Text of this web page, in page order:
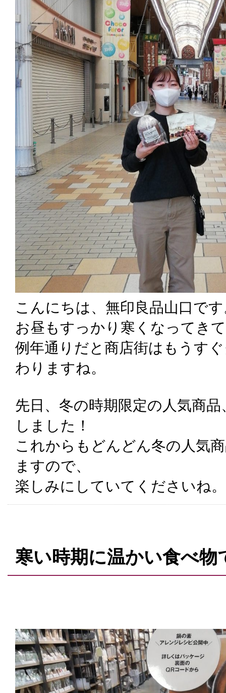
こんにちは、無印良品山口で
お昼もすっかり寒くなってき
例年通りだと商店街はもうす
わりますね。
先日、冬の時期限定の人気商
しました！
これからもどんどん冬の人気
ますので、
楽しみにしていてくださいね。
寒い時期に温かい食べ物